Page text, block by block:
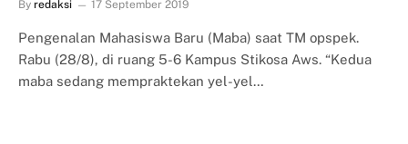
By redaksi 17 September 2019
Pengenalan Mahasiswa Baru (Maba) saat TM opspek.
Rabu (28/8), di ruang 5-6 Kampus Stikosa Aws. “Kedua
maba sedang mempraktekan yel-yel…